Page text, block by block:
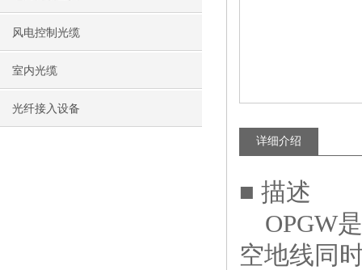
风电控制光缆
室内光缆
光纤接入设备
详细介绍
■ 描述
OPGW
空地线同